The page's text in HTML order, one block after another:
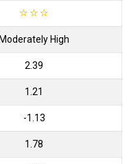
☆☆☆
Moderately High
2.39
1.21
-1.13
1.78